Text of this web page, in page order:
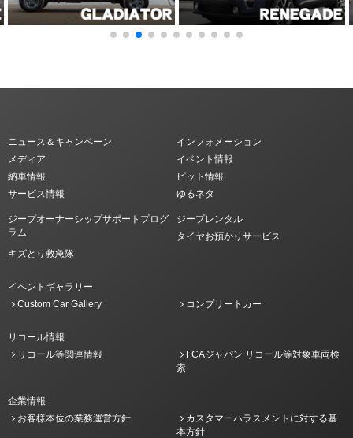
ニュース＆キャンペーン
インフォメーション
メディア
イベント情報
納車情報
ピット情報
サービス情報
ゆるネタ
ジープオーナーシップサポートプログ
ラム
ジープレンタル
タイヤお預かりサービス
キズとり救急隊
イベントギャラリー
Custom Car Gallery
コンプリートカー
リコール情報
リコール等関連情報
FCAジャパン リコール等対象車両検
索
企業情報
お客様本位の業務運営方針
カスタマーハラスメントに対する基
本方針